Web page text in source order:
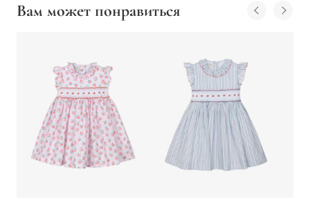
Вам может понравиться